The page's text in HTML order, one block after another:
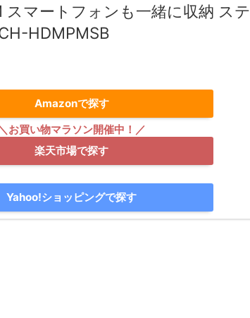
スマートフォンも一緒に収納 ステ
HDMPMSB
Amazonで探す
楽天市場で探す
Yahoo!ショッピングで探す